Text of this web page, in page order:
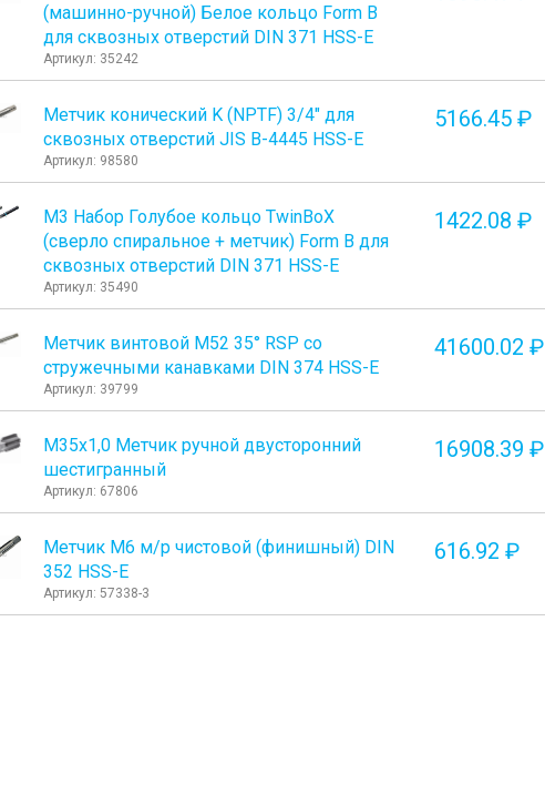
(машинно-ручной) Белое кольцо Form B
для сквозных отверстий DIN 371 HSS-E
Артикул: 35242
Метчик конический K (NPTF) 3/4" для
сквозных отверстий JIS B-4445 HSS-E
Артикул: 98580
5166.45 ₽
М3 Набор Голубое кольцо TwinBoХ
(сверло спиральное + метчик) Form B для
сквозных отверстий DIN 371 HSS-E
Артикул: 35490
1422.08 ₽
Метчик винтовой M52 35° RSP со
стружечными канавками DIN 374 HSS-E
Артикул: 39799
41600.02 ₽
М35х1,0 Метчик ручной двусторонний
шестигранный
Артикул: 67806
16908.39 ₽
Метчик М6 м/р чистовой (финишный) DIN
352 HSS-E
Артикул: 57338-3
616.92 ₽